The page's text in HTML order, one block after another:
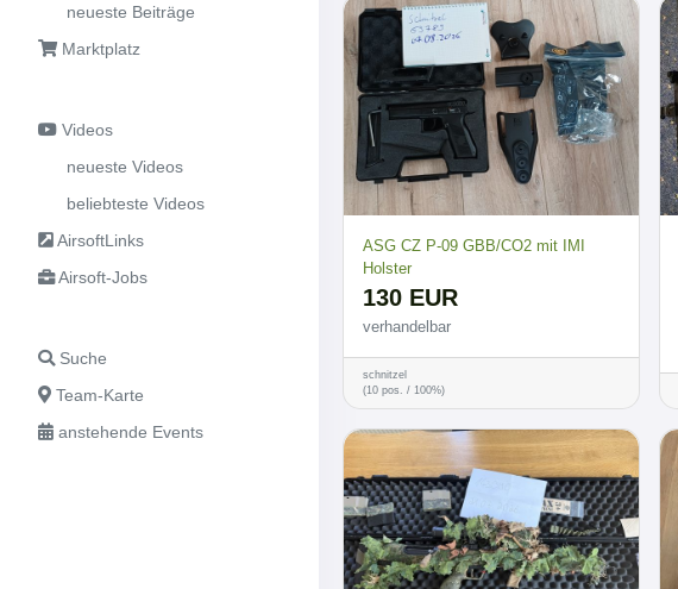
neueste Beiträge
Marktplatz
Videos
neueste Videos
beliebteste Videos
AirsoftLinks
Airsoft-Jobs
Suche
Team-Karte
anstehende Events
ASG CZ P-09 GBB/CO2 mit IMI
Holster
130 EUR
verhandelbar
schnitzel
(10 pos. / 100%)